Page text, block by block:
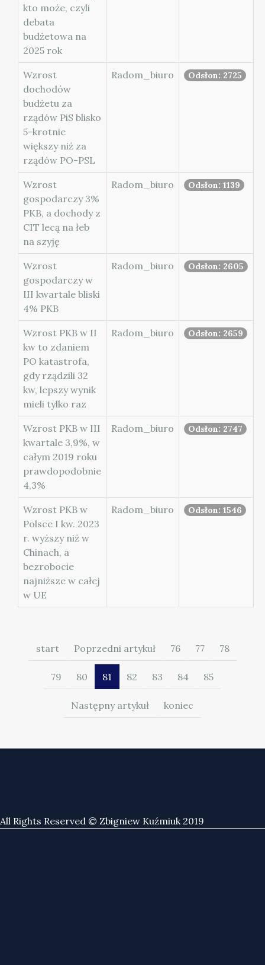
kto może, czyli
debata
budżetowa na
2025 rok
Wzrost
dochodów
budżetu za
rządów PiS blisko
5-krotnie
większy niż za
rządów PO-PSL
Radom_biuro Odsłon: 2725
Wzrost
gospodarczy 3%
PKB, a dochody z
CIT lecą na łeb
na szyję
Radom_biuro Odsłon: 1139
Wzrost
gospodarczy w
III kwartale bliski
4% PKB
Radom_biuro Odsłon: 2605
Wzrost PKB w II
kw to zdaniem
PO katastrofa,
gdy rządzili 32
kw, lepszy wynik
mieli tylko raz
Radom_biuro Odsłon: 2659
Wzrost PKB w III
kwartale 3,9%, w
całym 2019 roku
prawdopodobnie
4,3%
Radom_biuro Odsłon: 2747
Wzrost PKB w
Polsce I kw. 2023
r. wyższy niż w
Chinach, a
bezrobocie
najniższe w całej
w UE
Radom_biuro Odsłon: 1546
start Poprzedni artykuł 76 77 78
79 80 81 82 83 84 85
Następny artykuł koniec
All Rights Reserved © Zbigniew Kuźmiuk 2019